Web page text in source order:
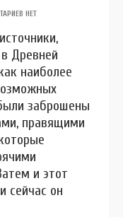
НЕТ
Древней
наиболее
заброшены
правящими
и этот
сейчас он